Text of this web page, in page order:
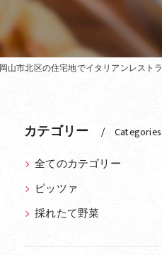
岡山市北区の住宅地でイタリアンレスト
カテゴリー Categories
全てのカテゴリー
ピッツァ
採れたて野菜